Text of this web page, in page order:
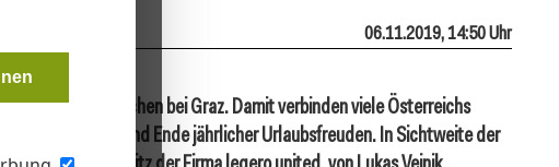
06.11.2019, 14:50 Uhr
Feldkirchen bei Graz. Damit verbinden viele Österreichs
allem Anfang und Ende jährlicher Urlaubsfreuden. In Sichtweite der